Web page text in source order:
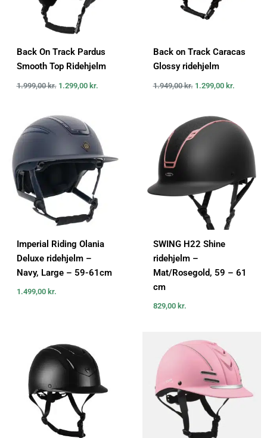
Back On Track Pardus
Smooth Top Ridehjelm
1.999,00kr. 1.299,00 kr.
Back on Track Caracas
Glossy ridehjelm
1.949,00kr. 1.299,00 kr.
Imperial Riding Olania
Deluxe ridehjelm –
Navy, Large – 59-61cm
1.499,00 kr.
SWING H22 Shine
ridehjelm –
Mat/Rosegold, 59 – 61
cm
829,00 kr.